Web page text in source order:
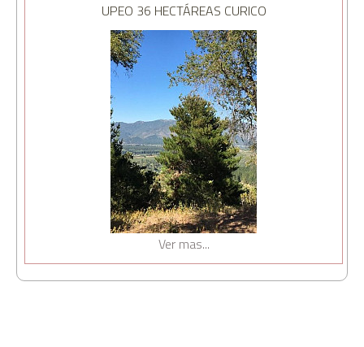
UPEO 36 HECTÁREAS CURICO
Ver mas...